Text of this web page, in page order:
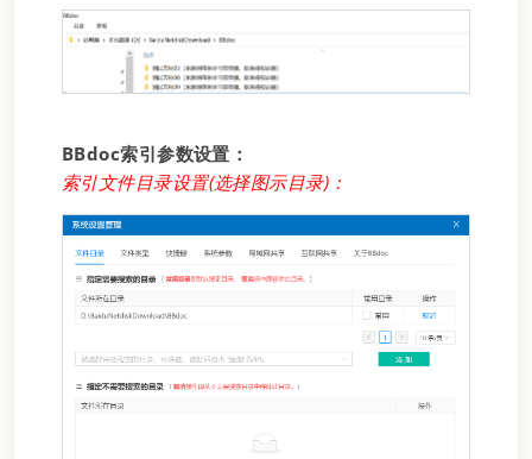
BBdoc索引参数设置：
索引文件目录设置(选择图示目录)：